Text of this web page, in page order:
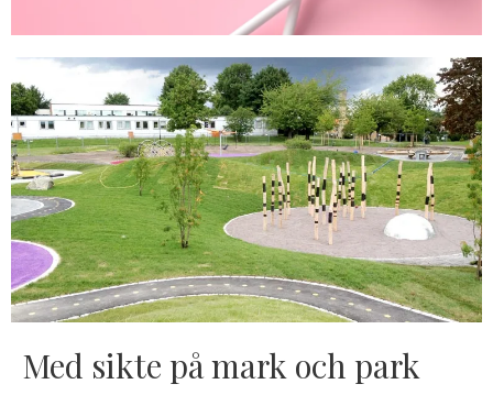
Med sikte på mark och park